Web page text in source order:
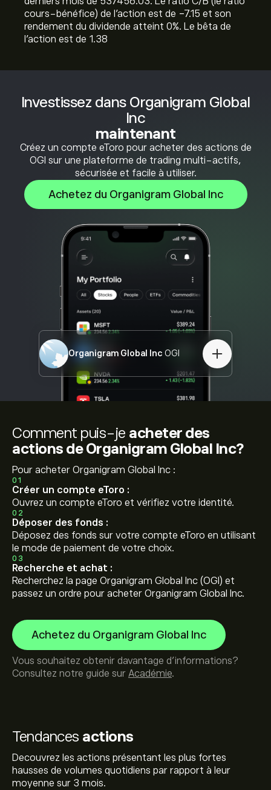
Investissez dans Organigram Global
Inc
maintenant
Créez un compte eToro pour acheter des actions de
OGI sur une plateforme de trading multi-actifs,
sécurisée et facile à utiliser.
Achetez du Organigram Global Inc
Organigram Global Inc OGI
Tendances actions
Decouvrez les actions présentant les plus fortes
hausses de volumes quotidiens par rapport à leur
moyenne sur 3 mois.
cours-bénéfice) de l'action est de -7.15 et son
rendement du dividende atteint 0%. Le bêta de
l'action est de 1.38
Comment puis-je acheter des
actions de Organigram Global Inc?
Pour acheter Organigram Global Inc :
01
Créer un compte eToro :
Ouvrez un compte eToro et vérifiez votre identité.
02
Déposer des fonds :
Déposez des fonds sur votre compte eToro en utilisant
le mode de paiement de votre choix.
03
Recherche et achat :
Recherchez la page Organigram Global Inc (OGI) et
passez un ordre pour acheter Organigram Global Inc.
Achetez du Organigram Global Inc
Vous souhaitez obtenir davantage d'informations?
Consultez notre guide sur Académie.